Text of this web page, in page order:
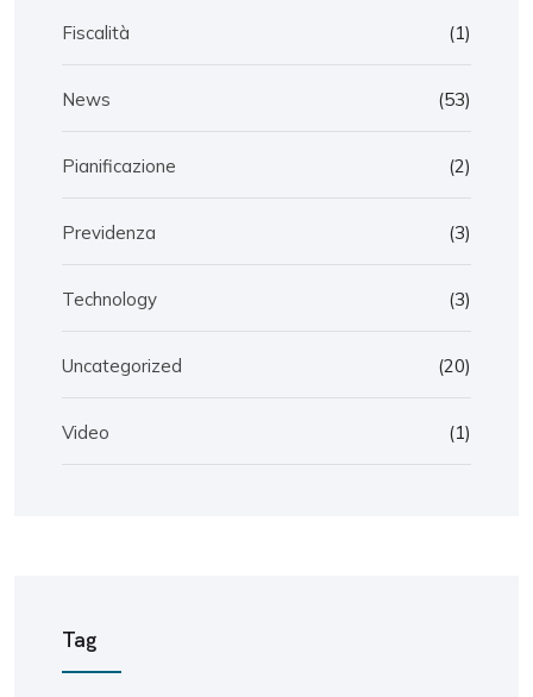
Fiscalità (1)
News (53)
Pianificazione (2)
Previdenza (3)
Technology (3)
Uncategorized (20)
Video (1)
Tag